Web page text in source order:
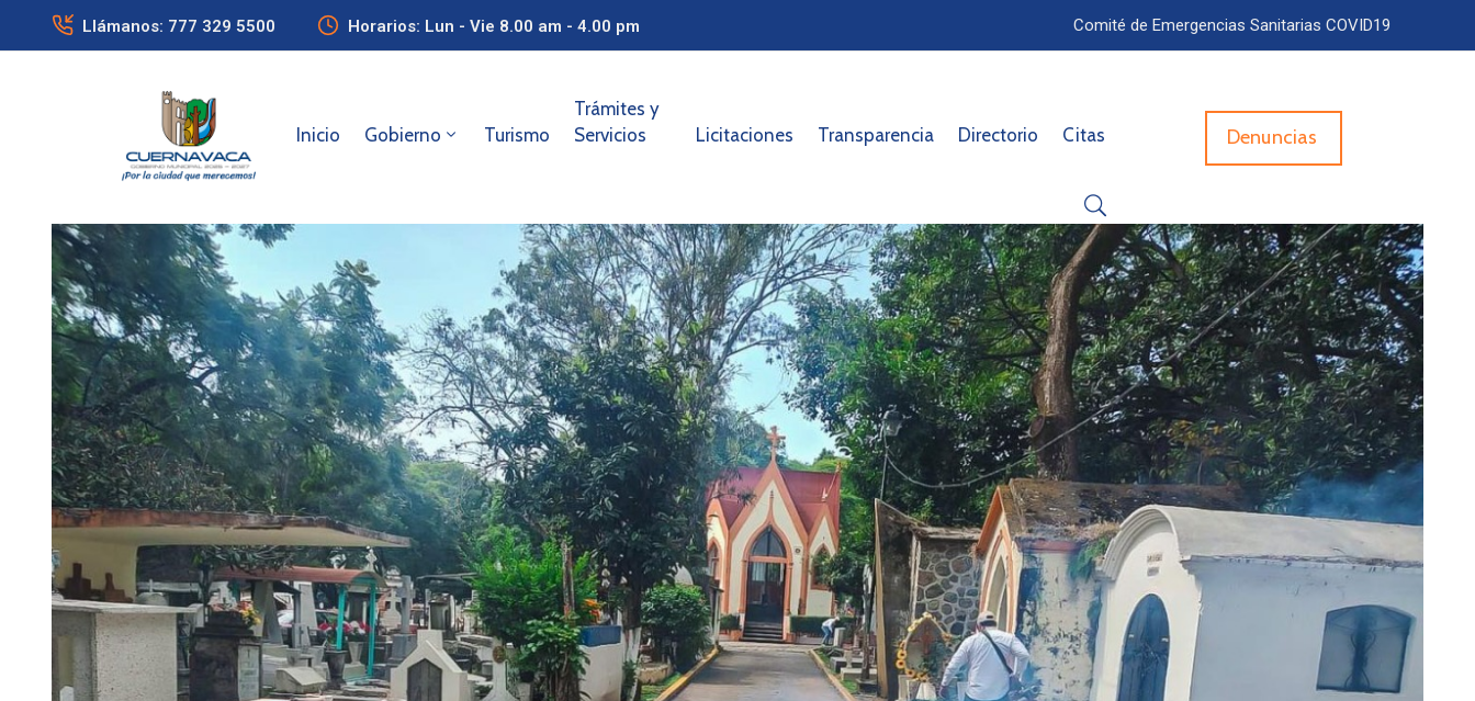
Llámanos: 777 329 5500 Horarios: Lun - Vie 8.00 am - 4.00 pm Comité de Emergencias Sanitarias COVID19
Inicio Gobierno Turismo
Trámites y
Servicios
Licitaciones Transparencia Directorio Citas Denuncias